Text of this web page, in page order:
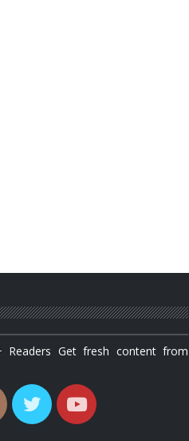
Readers Get fresh content from